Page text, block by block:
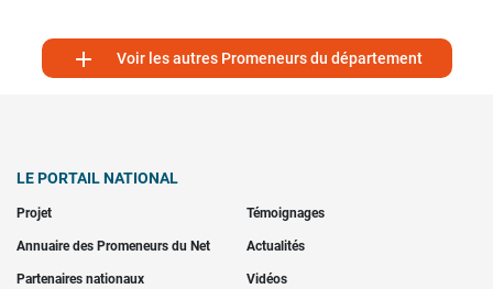
 Voir les autres Promeneurs du département
LE PORTAIL NATIONAL
Projet Témoignages
Annuaire des Promeneurs du Net Actualités
Partenaires nationaux Vidéos